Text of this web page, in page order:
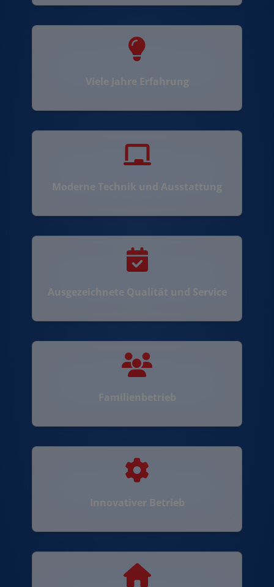
Viele Jahre Erfahrung
Moderne Technik und Ausstattung
Ausgezeichnete Qualität und Service
Familienbetrieb
Innovativer Betrieb